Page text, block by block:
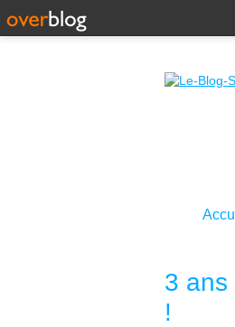
3 ans
!